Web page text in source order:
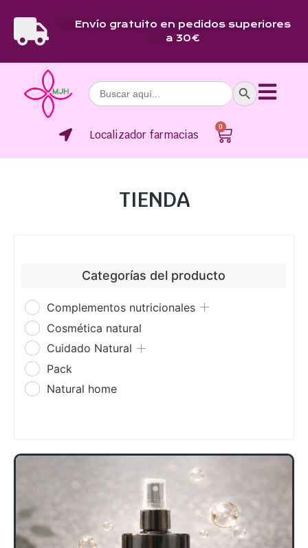
Envío gratuito en pedidos superiores
a 30€
Buscar: Botón de
Localizador farmacias
0
TIENDA
Categorías del producto
Complementos nutricionales
Cosmética natural
Cuidado Natural
Pack
Natural home